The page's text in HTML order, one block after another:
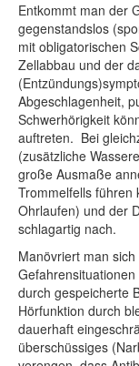
Entkommt man der
gegenstandslos
mit obligatorischen
Zellabbau und der
Abgeschlagenheit,
Schwerhörigkeit
auftreten. Bei
(zusätzliche
große Ausmaße
Trommelfells führen
Ohrlaufen) und der
schlagartig nach.
Manövriert man
durch gespeicherte
Hörfunktion durch
dauerhaft
überschüssiges